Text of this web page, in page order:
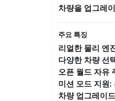
차량을 업그레
주요 특징
리얼한 물리 엔
다양한 차량 선
오픈 월드 자유
미션 모드 지원:
차량 업그레이